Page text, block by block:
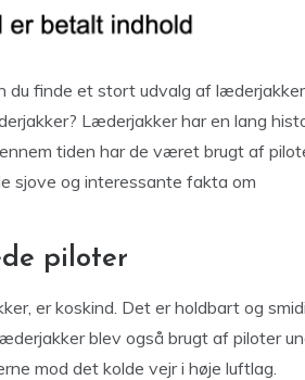
du finde et stort udvalg af
Læderjakker har en lang
tiden har de været brugt af
sjove og interessante fakta om
piloter
er koskind. Det er holdbart og
blev også brugt af piloter
mod det kolde vejr i høje luftlag.